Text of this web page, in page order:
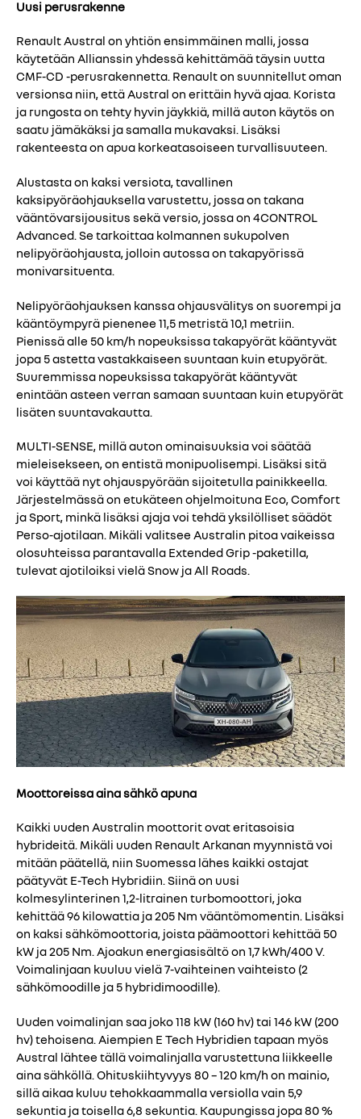
Uusi perusrakenne
Renault Austral on yhtiön ensimmäinen malli, jossa
käytetään Allianssin yhdessä kehittämää täysin uutta
CMF-CD -perusrakennetta. Renault on suunnitellut oman
versionsa niin, että Austral on erittäin hyvä ajaa. Korista
ja rungosta on tehty hyvin jäykkiä, millä auton käytös on
saatu jämäkäksi ja samalla mukavaksi. Lisäksi
rakenteesta on apua korkeatasoiseen turvallisuuteen.
Alustasta on kaksi versiota, tavallinen
kaksipyöräohjauksella varustettu, jossa on takana
vääntövarsijousitus sekä versio, jossa on 4CONTROL
Advanced. Se tarkoittaa kolmannen sukupolven
nelipyöräohjausta, jolloin autossa on takapyörissä
monivarsituenta.
Nelipyöräohjauksen kanssa ohjausvälitys on suorempi ja
kääntöympyrä pienenee 11,5 metristä 10,1 metriin.
Pienissä alle 50 km/h nopeuksissa takapyörät kääntyvät
jopa 5 astetta vastakkaiseen suuntaan kuin etupyörät.
Suuremmissa nopeuksissa takapyörät kääntyvät
enintään asteen verran samaan suuntaan kuin etupyörät
lisäten suuntavakautta.
MULTI-SENSE, millä auton ominaisuuksia voi säätää
mieleisekseen, on entistä monipuolisempi. Lisäksi sitä
voi käyttää nyt ohjauspyörään sijoitetulla painikkeella.
Järjestelmässä on etukäteen ohjelmoituna Eco, Comfort
ja Sport, minkä lisäksi ajaja voi tehdä yksilölliset säädöt
Perso-ajotilaan. Mikäli valitsee Australin pitoa vaikeissa
olosuhteissa parantavalla Extended Grip -paketilla,
tulevat ajotiloiksi vielä Snow ja All Roads.
Moottoreissa aina sähkö apuna
Kaikki uuden Australin moottorit ovat eritasoisia
hybrideitä. Mikäli uuden Renault Arkanan myynnistä voi
mitään päätellä, niin Suomessa lähes kaikki ostajat
päätyvät E-Tech Hybridiin. Siinä on uusi
kolmesylinterinen 1,2-litrainen turbomoottori, joka
kehittää 96 kilowattia ja 205 Nm vääntömomentin. Lisäksi
on kaksi sähkömoottoria, joista päämoottori kehittää 50
kW ja 205 Nm. Ajoakun energiasisältö on 1,7 kWh/400 V.
Voimalinjaan kuuluu vielä 7-vaihteinen vaihteisto (2
sähkömoodille ja 5 hybridimoodille).
Uuden voimalinjan saa joko 118 kW (160 hv) tai 146 kW (200
hv) tehoisena. Aiempien E Tech Hybridien tapaan myös
Austral lähtee tällä voimalinjalla varustettuna liikkeelle
aina sähköllä. Ohituskiihtyvyys 80 – 120 km/h on mainio,
sillä aikaa kuluu tehokkaammalla versiolla vain 5,9
sekuntia ja toisella 6,8 sekuntia. Kaupungissa jopa 80 %